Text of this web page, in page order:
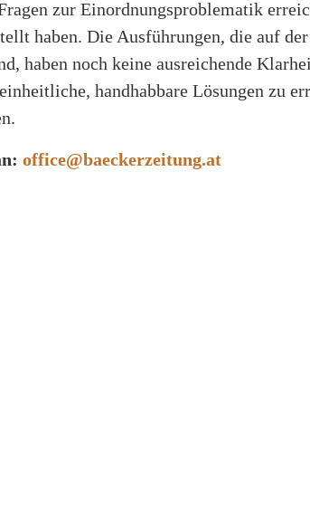
zur Einordnungsproblematik
haben. Die Ausführungen, die auf der
haben noch keine ausreichende
handhabbare Lösungen zu
office@baeckerzeitung.at